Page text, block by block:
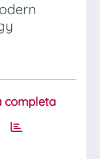
completa